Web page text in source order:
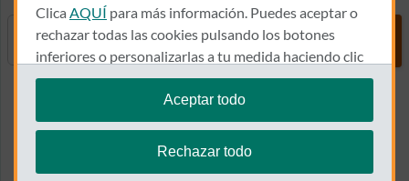
Buscador
Clica AQUÍ para más información. Puedes aceptar o
rechazar todas las cookies pulsando los botones
inferiores o personalizarlas a tu medida haciendo clic
en"configurar cookies".
Te recordamos que puedes modificar tus ajustes de
cookies en cualquier momento en la sección
Aceptar todo
Rechazar todo